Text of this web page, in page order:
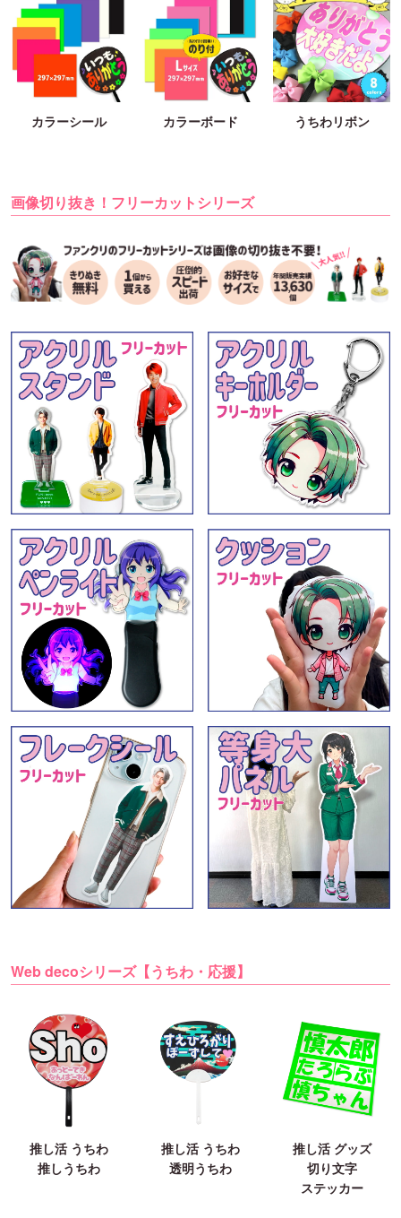
カラーシール カラーボード うちわリボン
画像切り抜き！フリーカットシリーズ
Web decoシリーズ【うちわ・応援】
推し活 うちわ
推しうちわ
推し活 うちわ
透明うちわ
推し活 グッズ
切り文字
ステッカー